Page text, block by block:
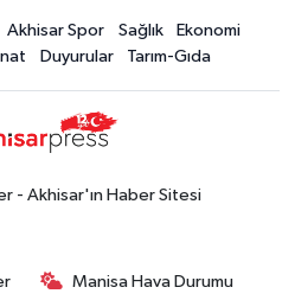
Akhisar Spor Sağlık
Ekonomi
Duyurular Tarım-Gıda
- Akhisar'ın Haber Sitesi
Manisa Hava Durumu